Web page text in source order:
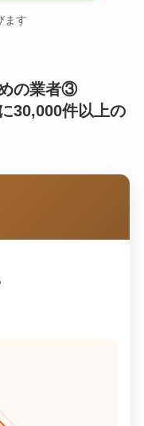
ます
の業者③
30,000件以上の